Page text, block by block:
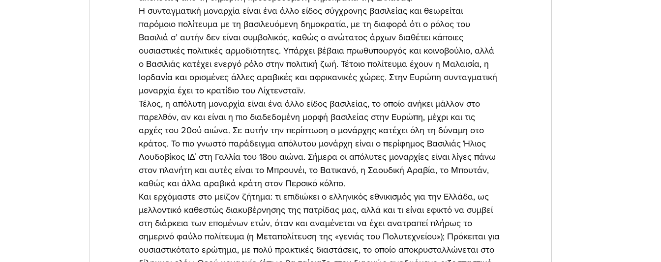
Η συνταγματική μοναρχία είναι ένα άλλο είδος σύγχρονης βασιλείας και θεωρείται
παρόμοιο πολίτευμα με τη βασιλευόμενη δημοκρατία, με τη διαφορά ότι ο ρόλος του
Βασιλιά σ’ αυτήν δεν είναι συμβολικός, καθώς ο ανώτατος άρχων διαθέτει κάποιες
ουσιαστικές πολιτικές αρμοδιότητες. Υπάρχει βέβαια πρωθυπουργός και κοινοβούλιο, αλλά
ο Βασιλιάς κατέχει ενεργό ρόλο στην πολιτική ζωή. Τέτοιο πολίτευμα έχουν η Μαλαισία, η
Ιορδανία και ορισμένες άλλες αραβικές και αφρικανικές χώρες. Στην Ευρώπη συνταγματική
μοναρχία έχει το κρατίδιο του Λίχτενσταϊν.
Τέλος, η απόλυτη μοναρχία είναι ένα άλλο είδος βασιλείας, το οποίο ανήκει μάλλον στο
παρελθόν, αν και είναι η πιο διαδεδομένη μορφή βασιλείας στην Ευρώπη, μέχρι και τις
αρχές του 20ού αιώνα. Σε αυτήν την περίπτωση ο μονάρχης κατέχει όλη τη δύναμη στο
κράτος. Το πιο γνωστό παράδειγμα απόλυτου μονάρχη είναι ο περίφημος Βασιλιάς Ήλιος
Λουδοβίκος ΙΔ΄ στη Γαλλία του 18ου αιώνα. Σήμερα οι απόλυτες μοναρχίες είναι λίγες πάνω
στον πλανήτη και αυτές είναι το Μπρουνέι, το Βατικανό, η Σαουδική Αραβία, το Μπουτάν,
καθώς και άλλα αραβικά κράτη στον Περσικό κόλπο.
Και ερχόμαστε στο μείζον ζήτημα: τι επιδιώκει ο ελληνικός εθνικισμός για την Ελλάδα, ως
μελλοντικό καθεστώς διακυβέρνησης της πατρίδας μας, αλλά και τι είναι εφικτό να συμβεί
στη διάρκεια των επομένων ετών, όταν και αναμένεται να έχει ανατραπεί πλήρως το
σημερινό φαύλο πολίτευμα (η Μεταπολίτευση της «γενιάς του Πολυτεχνείου»); Πρόκειται για
ουσιαστικότατο ερώτημα, με πολύ πρακτικές διαστάσεις, το οποίο αποκρυσταλλώνεται στο